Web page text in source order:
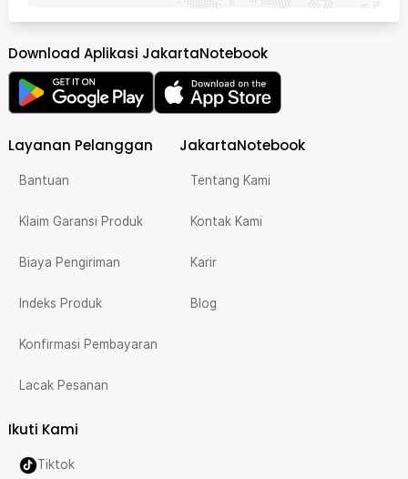
Download Aplikasi JakartaNotebook
Layanan Pelanggan
Bantuan
Klaim Garansi Produk
Biaya Pengiriman
Indeks Produk
Konfirmasi Pembayaran
Lacak Pesanan
JakartaNotebook
Tentang Kami
Kontak Kami
Karir
Blog
Ikuti Kami
Tiktok